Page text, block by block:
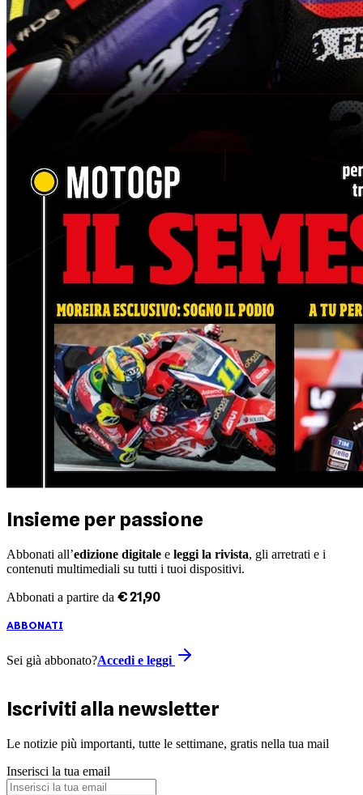
Insieme per passione
Abbonati all’edizione digitale e leggi la rivista, gli arretrati e i
contenuti multimediali su tutti i tuoi dispositivi.
Abbonati a partire da €21 ,90
ABBONATI
Sei già abbonato?Accedi e leggi
Iscriviti alla newsletter
Le notizie più importanti, tutte le settimane, gratis nella tua mail
Inserisci la tua email